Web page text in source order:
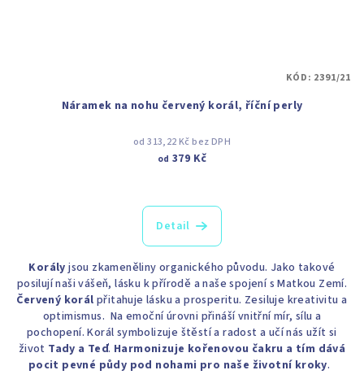
Náramek na nohu červený korál, říční perly
od 313,22 Kč bez DPH
od 379 Kč
Detail
Korály jsou zkameněliny organického původu. Jako takové
posilují naši vášeň, lásku k přírodě a naše spojení s Matkou Zemí.
Červený korál přitahuje lásku a prosperitu. Zesiluje kreativitu a
optimismus. Na emoční úrovni přináší vnitřní mír, sílu a
pochopení. Korál symbolizuje štěstí a radost a učí nás užít si
život Tady a Teď. Harmonizuje kořenovou čakru a tím dává
pocit pevné půdy pod nohami pro naše životní kroky.
KÓD: 2391/21